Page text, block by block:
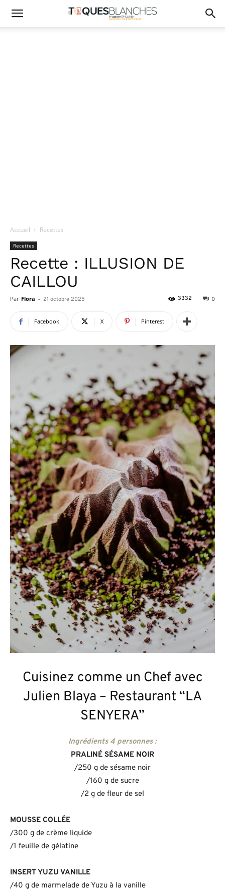
Accueil Recettes
Recettes
Recette : ILLUSION DE
CAILLOU
Par Flora - 21 octobre 2025 0
3332
Facebook X Pinterest
Cuisinez comme un Chef avec
Julien Blaya – Restaurant “LA
SENYERA”
Ingrédients 4 personnes :
PRALINÉ SÉSAME NOIR
/250 g de sésame noir
/160 g de sucre
/2 g de fleur de sel
MOUSSE COLLÉE
/300 g de crème liquide
/1 feuille de gélatine
INSERT YUZU VANILLE
/40 g de marmelade de Yuzu à la vanille